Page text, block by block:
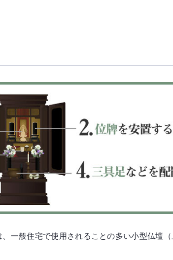
一般住宅で使用されることの多い小型仏壇（